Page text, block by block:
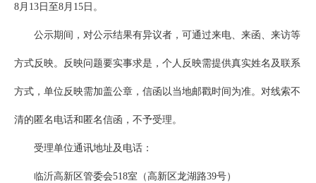
8月13日至8月15日。
公示期间，对公示结果有异议者，可通过来电、来函、来访等
方式反映。反映问题要实事求是，个人反映需提供真实姓名及联系
方式，单位反映需加盖公章，信函以当地邮戳时间为准。对线索不
清的匿名电话和匿名信函，不予受理。
受理单位通讯地址及电话：
临沂高新区管委会518室（高新区龙湖路39号）